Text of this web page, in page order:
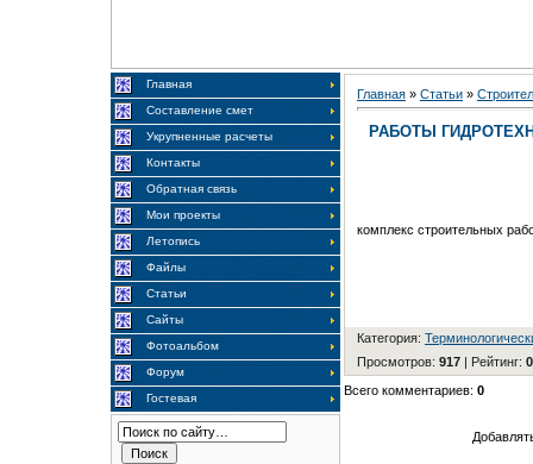
Главная
Составление смет
Укрупненные расчеты
Контакты
Обратная связь
Мои проекты
Летопись
Файлы
Статьи
Сайты
Фотоальбом
Форум
Гостевая
Главная » Статьи »
РАБОТЫ
комплекс строительных
Категория:
Просмотров: 917 | Рейтинг:
Всего комментариев: 0